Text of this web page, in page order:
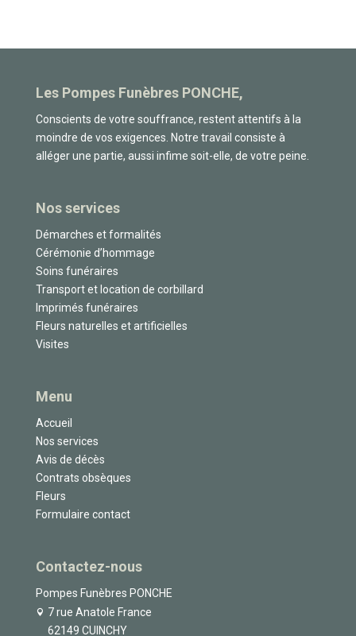
Les Pompes Funèbres PONCHE,
Conscients de votre souffrance, restent attentifs à la
moindre de vos exigences. Notre travail consiste à
alléger une partie, aussi infime soit-elle, de votre peine.
Nos services
Démarches et formalités
Cérémonie d’hommage
Soins funéraires
Transport et location de corbillard
Imprimés funéraires
Fleurs naturelles et artificielles
Visites
Menu
Accueil
Nos services
Avis de décès
Contrats obsèques
Fleurs
Formulaire contact
Contactez-nous
Pompes Funèbres PONCHE
7 rue Anatole France
62149 CUINCHY